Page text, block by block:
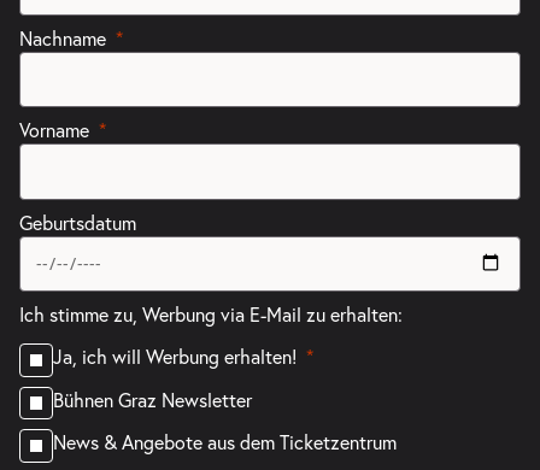
Nachname
Vorname
Geburtsdatum
Ich stimme zu, Werbung via E-Mail zu erhalten:
Ja, ich will Werbung erhalten!
Bühnen Graz Newsletter
News & Angebote aus dem Ticketzentrum